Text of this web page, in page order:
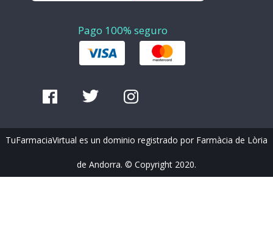
Pago 100% seguro
TuFarmaciaVirtual es un dominio registrado por Farmàcia de Lòria
de Andorra. © Copyright 2020.